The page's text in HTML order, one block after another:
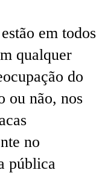
em todos
qualquer
do
ou não, nos
no
pública